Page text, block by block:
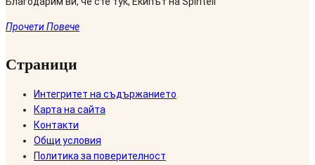
Прочети Повече
Страници
Интегритет на съдържанието
Карта на сайта
Контакти
Общи условия
Политика за поверителност